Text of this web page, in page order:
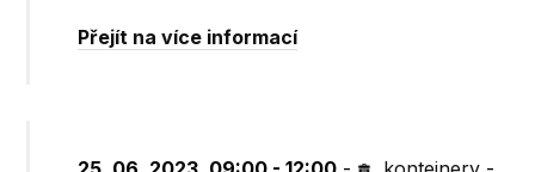
Přejít na více informací